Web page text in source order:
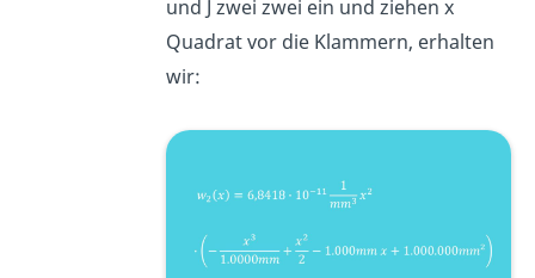
und J zwei zwei ein und ziehen x
Quadrat vor die Klammern, erhalten
wir: